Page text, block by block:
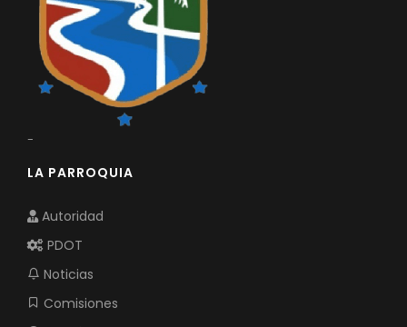
-
LA PARROQUIA
Autoridad
PDOT
Noticias
Comisiones